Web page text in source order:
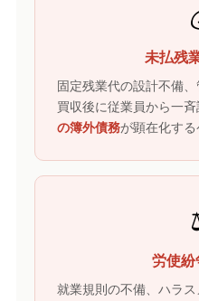
未払残
固定残業代の設計不備
買収後に従業員から一斉
の簿外債務が顕在化する
労使紛
就業規則の不備、ハラ